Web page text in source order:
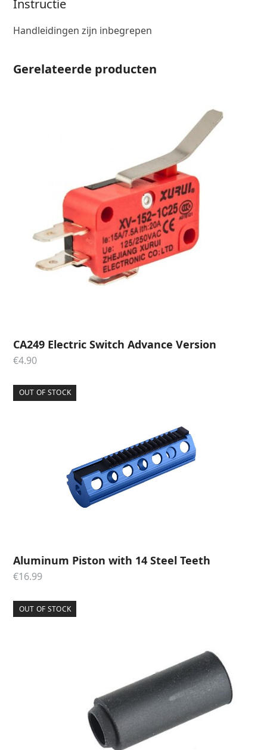
Instructie
Handleidingen zijn inbegrepen
Gerelateerde producten
CA249 Electric Switch Advance Version
€4.90
OUT OF STOCK
Aluminum Piston with 14 Steel Teeth
€16.99
OUT OF STOCK